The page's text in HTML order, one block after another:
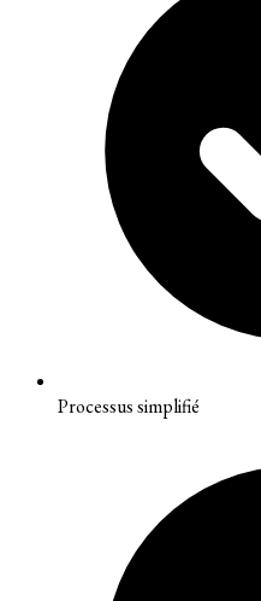
Processus simplifié